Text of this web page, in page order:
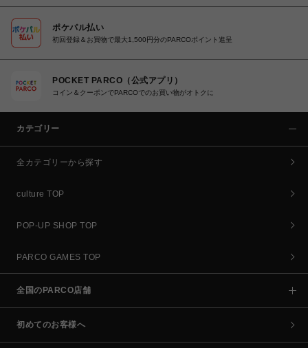
ポケパル払い
初回登録＆お買物で最大1,500円分のPARCOポイント進呈
POCKET PARCO（公式アプリ）
コイン＆クーポンでPARCOでのお買い物がオトクに
カテゴリー
全カテゴリーから探す
culture TOP
POP-UP SHOP TOP
PARCO GAMES TOP
全国のPARCO店舗
初めてのお客様へ